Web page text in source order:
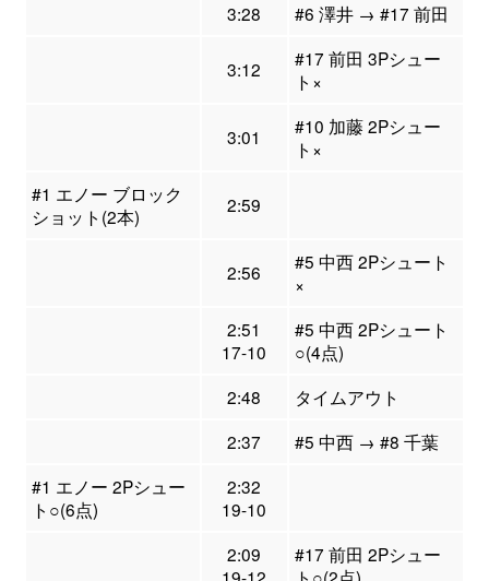
3:28
#6 澤井 → #17 前田
3:12
#17 前田 3Pシュー
ト×
3:01
#10 加藤 2Pシュー
ト×
#1 エノー ブロック
ショット(2本)
2:59
2:56
#5 中西 2Pシュート
×
2:51
17-10
#5 中西 2Pシュート
○(4点)
2:48
タイムアウト
2:37
#5 中西 → #8 千葉
#1 エノー 2Pシュー
ト○(6点)
2:32
19-10
2:09
#17 前田 2Pシュー